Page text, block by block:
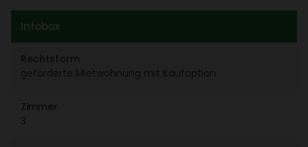
Infobox
Rechts­form
geför­derte Miet­woh­nung mit Kauf­op­tion
Zimmer
3